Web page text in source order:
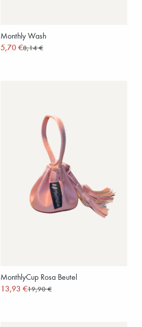
Monthly Wash
5,70 €8,14 €
MonthlyCup Rosa Beutel
13,93 €19,90 €